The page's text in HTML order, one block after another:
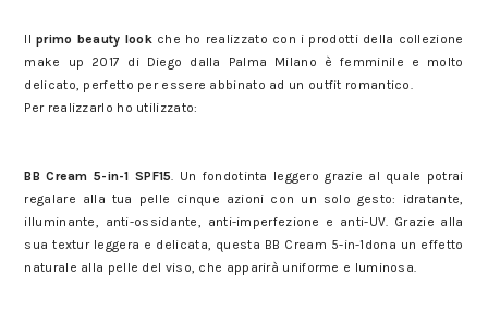
Ilprimo beauty lookche ho realizzato con i prodotti della collezione
make up 2017 di Diego dalla Palma Milano è femminile e molto
delicato, perfetto per essere abbinato ad un outfit romantico.
Per realizzarlo ho utilizzato:
BB Cream 5-in-1 SPF15. Un fondotinta leggero grazie al quale potrai
regalare alla tua pelle cinque azioni con un solo gesto: idratante,
illuminante, anti-ossidante, anti-imperfezione e anti-UV. Grazie alla
sua textur leggera e delicata, questa BB Cream 5-in-1dona un effetto
naturale alla pelle del viso, che apparirà uniforme e luminosa.